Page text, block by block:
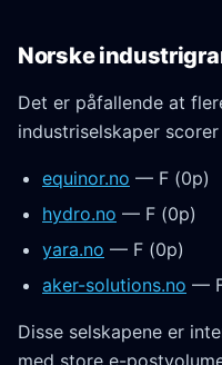
Norske
Det er påfallende at
industriselskaper
equinor.no — F (0p)
hydro.no — F (0p)
yara.no — F (0p)
aker-solutions.no —
Disse selskapene er
med store e-